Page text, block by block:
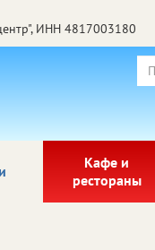
ИНН 4817003180
Кафе и
рестораны